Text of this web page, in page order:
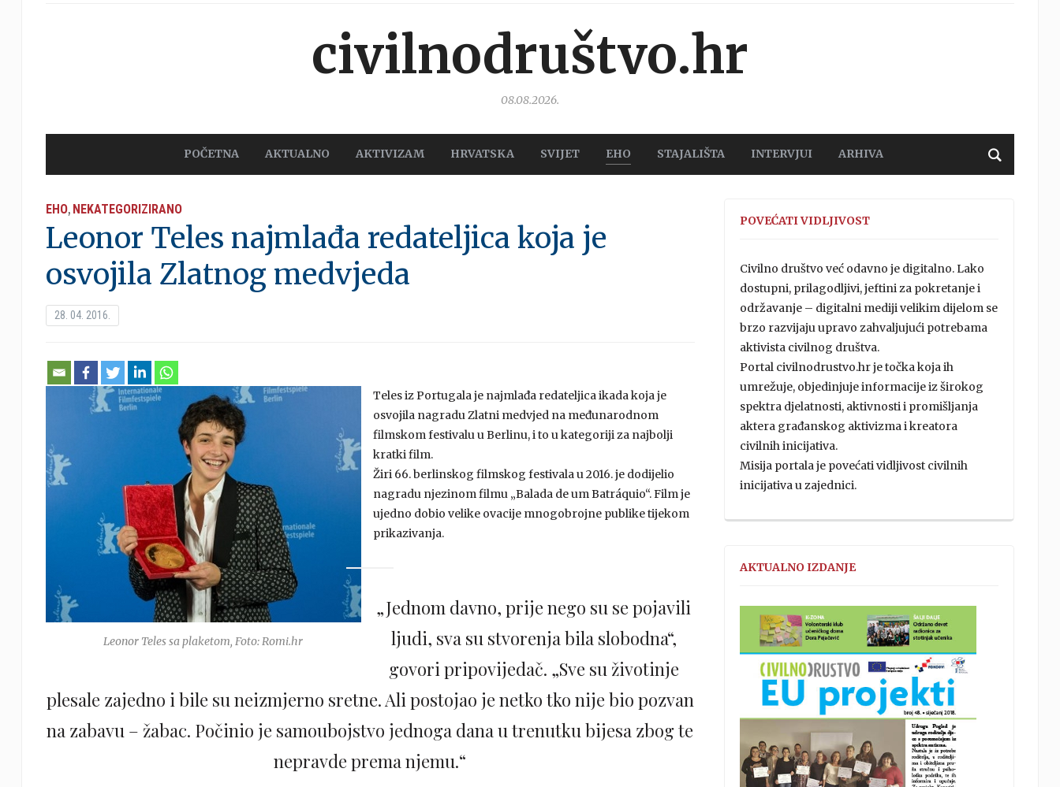
civilnodruštvo.hr
08.08.2026.
POČETNA AKTUALNO AKTIVIZAM HRVATSKA SVIJET EHO STAJALIŠTA INTERVJUI ARHIVA
EHO, NEKATEGORIZIRANO
Leonor Teles najmlađa redateljica koja je
osvojila Zlatnog medvjeda
28. 04. 2016.
Leonor Teles sa plaketom, Foto: Romi.hr
Teles iz Portugala je najmlađa redateljica ikada koja je
osvojila nagradu Zlatni medvjed na međunarodnom
filmskom festivalu u Berlinu, i to u kategoriji za najbolji
kratki film.
Žiri 66. berlinskog filmskog festivala u 2016. je dodijelio
nagradu njezinom filmu „Balada de um Batráquio“. Film je
ujedno dobio velike ovacije mnogobrojne publike tijekom
prikazivanja.
„Jednom davno, prije nego su se pojavili
ljudi, sva su stvorenja bila slobodna“,
govori pripovijedač. „Sve su životinje
plesale zajedno i bile su neizmjerno sretne. Ali postojao je netko tko nije bio pozvan
na zabavu – žabac. Počinio je samoubojstvo jednoga dana u trenutku bijesa zbog te
nepravde prema njemu.“
POVEĆATI VIDLJIVOST
Civilno društvo već odavno je digitalno. Lako
dostupni, prilagodljivi, jeftini za pokretanje i
održavanje – digitalni mediji velikim dijelom se
brzo razvijaju upravo zahvaljujući potrebama
aktivista civilnog društva.
Portal civilnodrustvo.hr je točka koja ih
umrežuje, objedinjuje informacije iz širokog
spektra djelatnosti, aktivnosti i promišljanja
aktera građanskog aktivizma i kreatora
civilnih inicijativa.
Misija portala je povećati vidljivost civilnih
inicijativa u zajednici.
AKTUALNO IZDANJE